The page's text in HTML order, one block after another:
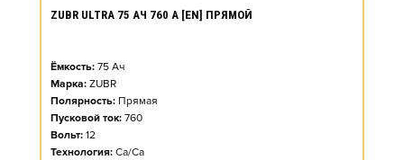
ZUBR ULTRA 75 АЧ 760 А [EN] ПРЯМОЙ
Ёмкость: 75 Ач
Марка: ZUBR
Полярность: Прямая
Пусковой ток: 760
Вольт: 12
Технология: Ca/Ca